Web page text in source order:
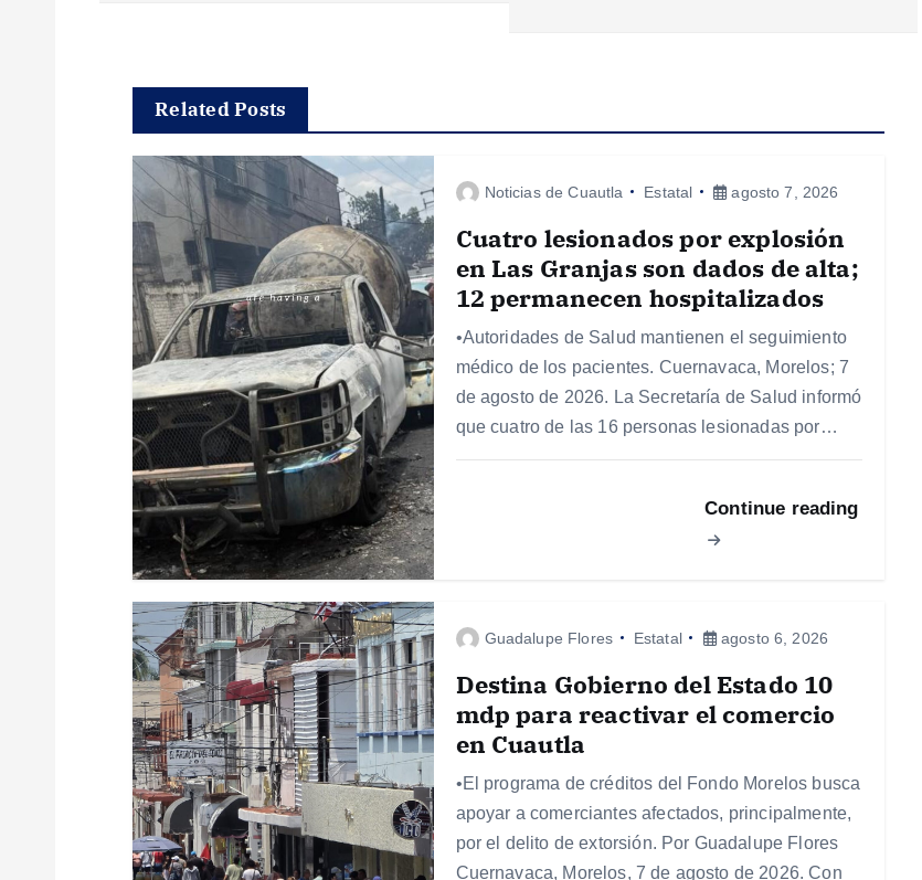
Related Posts
Noticias de Cuautla Estatal agosto 7, 2026
Cuatro lesionados por explosión
en Las Granjas son dados de alta;
12 permanecen hospitalizados
•Autoridades de Salud mantienen el seguimiento
médico de los pacientes. Cuernavaca, Morelos; 7
de agosto de 2026. La Secretaría de Salud informó
que cuatro de las 16 personas lesionadas por…
Continue reading
Guadalupe Flores Estatal agosto 6, 2026
Destina Gobierno del Estado 10
mdp para reactivar el comercio
en Cuautla
•El programa de créditos del Fondo Morelos busca
apoyar a comerciantes afectados, principalmente,
por el delito de extorsión. Por Guadalupe Flores
Cuernavaca, Morelos, 7 de agosto de 2026. Con